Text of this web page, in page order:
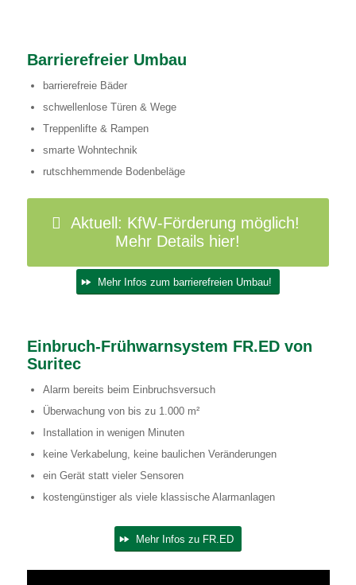
Barrierefreier Umbau
barrierefreie Bäder
schwellenlose Türen & Wege
Treppenlifte & Rampen
smarte Wohntechnik
rutschhemmende Bodenbeläge
Aktuell: KfW-Förderung möglich!
Mehr Details hier!
Mehr Infos zum barrierefreien Umbau!
Einbruch-Frühwarnsystem FR.ED von
Suritec
Alarm bereits beim Einbruchsversuch
Überwachung von bis zu 1.000 m²
Installation in wenigen Minuten
keine Verkabelung, keine baulichen Veränderungen
ein Gerät statt vieler Sensoren
kostengünstiger als viele klassische Alarmanlagen
Mehr Infos zu FR.ED